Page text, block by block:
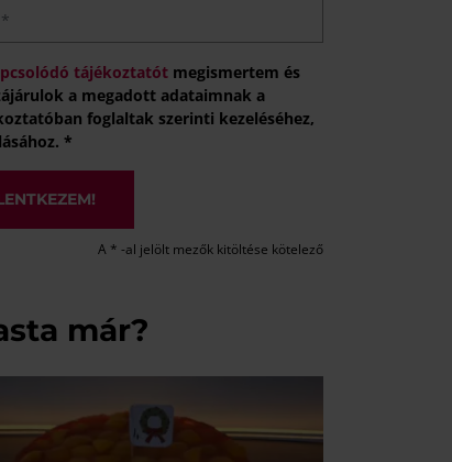
tájékoztatót megismertem és
a megadott adataimnak a
foglaltak szerinti kezeléséhez,
*
A * -al jelölt mezők kitöltése kötelező
már?